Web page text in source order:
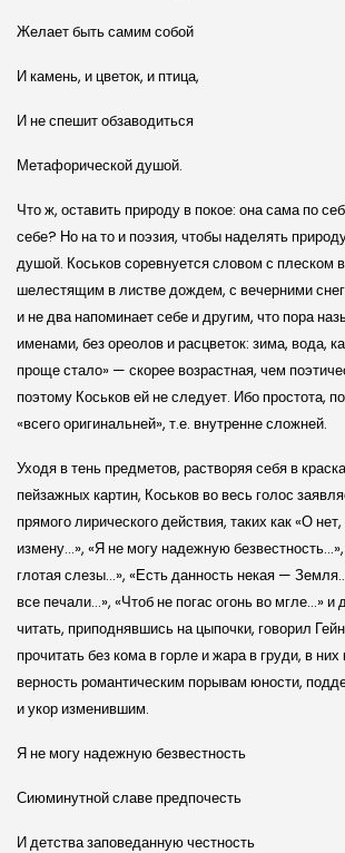
Желает быть самим собой
И камень, и цветок, и птица,
И не спешит обзаводиться
Метафорической душой.
Что ж, оставить природу в покое: она сама по
себе? Но на то и поэзия, чтобы наделять
душой. Коськов соревнуется словом с плеском
шелестящим в листве дождем, с вечерними
и не два напоминает себе и другим, что пора
именами, без ореолов и расцветок: зима, вода,
проще стало» — скорее возрастная, чем
поэтому Коськов ей не следует. Ибо простота,
«всего оригинальней», т.е. внутренне сложней.
Уходя в тень предметов, растворяя себя в
пейзажных картин, Коськов во весь голос
прямого лирического действия, таких как «О
измену…», «Я не могу надежную
глотая слезы…», «Есть данность некая —
все печали…», «Чтоб не погас огонь во мгле…» и
читать, приподнявшись на цыпочки, говорил
прочитать без кома в горле и жара в груди, в
верность романтическим порывам юности,
и укор изменившим.
Я не могу надежную безвестность
Сиюминутной славе предпочесть
И детства заповеданную честность